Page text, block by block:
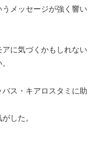
メッセージが強く響い
に気づくかもしれない
バス・キアロスタミに助
した。